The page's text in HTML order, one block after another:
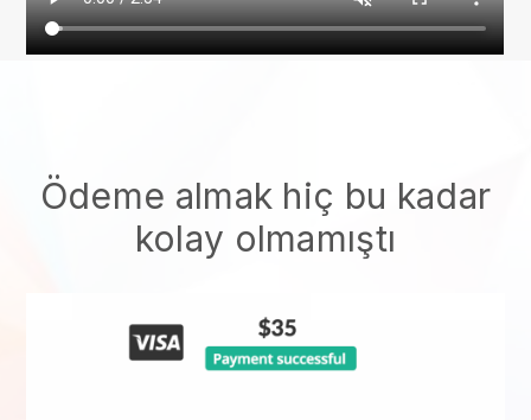
Ödeme almak hiç bu kadar
kolay olmamıştı